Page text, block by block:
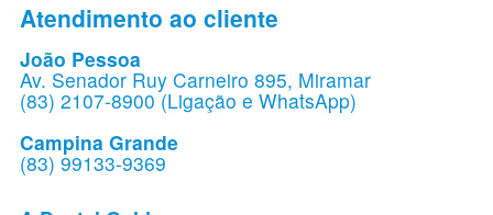
Atendimento ao cliente
João Pessoa
Av. Senador Ruy Carneiro 895, Miramar
(83) 2107-8900 (Ligação e WhatsApp)
Campina Grande
(83) 99133-9369